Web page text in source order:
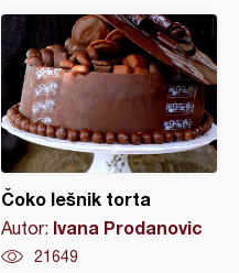
Čoko lešnik torta
Autor: Ivana Prodanovic
21649